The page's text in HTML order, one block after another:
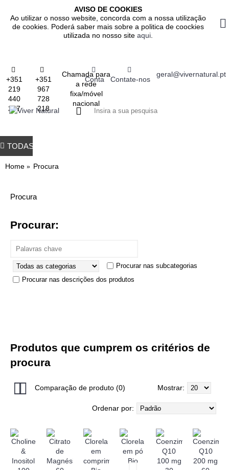
AVISO DE COOKIES
Ao utilizar o nosso website, concorda com a nossa utilização
de cookies. Poderá saber mais sobre a politica de coockies
utilizada no nosso site aqui
+351
219
440
237
+351
967
728
218
Chamada para
a rede
fixa/móvel
nacional
Conta Contate-nos
geral@vivernatural.pt
TODAS AS CATEGORIAS
Home Procura
Procura
Procurar:
Procurar nas subcategorias
Procurar nas descrições dos produtos
Produtos que cumprem os critérios de
procura
Comparação de produto (0) Mostrar:
Ordenar por: